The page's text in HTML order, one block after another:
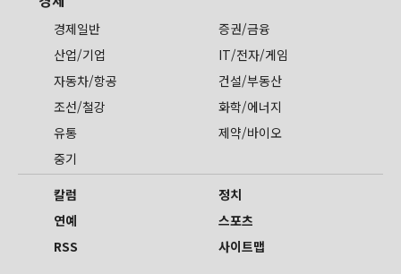
경제일반
증권/금융
산업/기업
IT/전자/게임
자동차/항공
건설/부동산
조선/철강
화학/에너지
유통
제약/바이오
중기
칼럼
정치
연예
스포츠
RSS
사이트맵